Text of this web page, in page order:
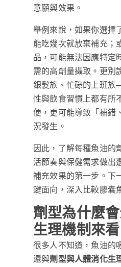
意願與效果。
舉例來說，如果你選擇
能吃幾次就放棄補充；
品，可能無法因應特定
需的高劑量攝取。更別
銀髮族、忙碌的上班族
性與飲食習慣上都有所
便，更可能導致「補錯
況發生。
因此，了解每種魚油的
活節奏與保健需求做
補充效果的第一步。下
鍵面向，深入比較膠囊
劑型為什麼
生理機制來看
很多人不知道，魚油的
還與劑型與人體消化生